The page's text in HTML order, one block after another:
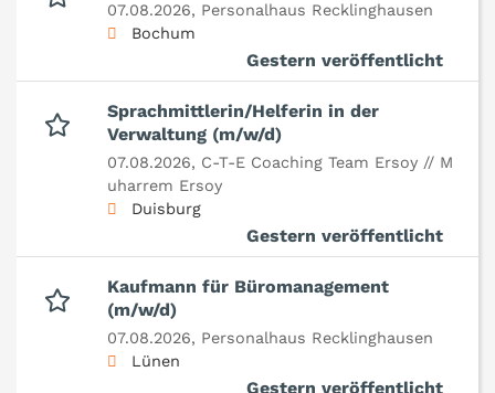
07.08.2026, Personalhaus Recklinghausen
Bochum
Gestern veröffentlicht
Sprachmittlerin/Helferin in der
Verwaltung (m/w/d)
07.08.2026, C-T-E Coaching Team Ersoy // M
uharrem Ersoy
Duisburg
Gestern veröffentlicht
Kaufmann für Büromanagement
(m/w/d)
07.08.2026, Personalhaus Recklinghausen
Lünen
Gestern veröffentlicht